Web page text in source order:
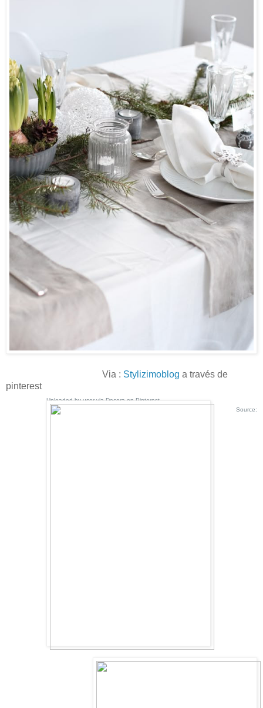
Via : Stylizimoblog a través de
pinterest
Source:
Uploaded by user via Decora on Pinterest